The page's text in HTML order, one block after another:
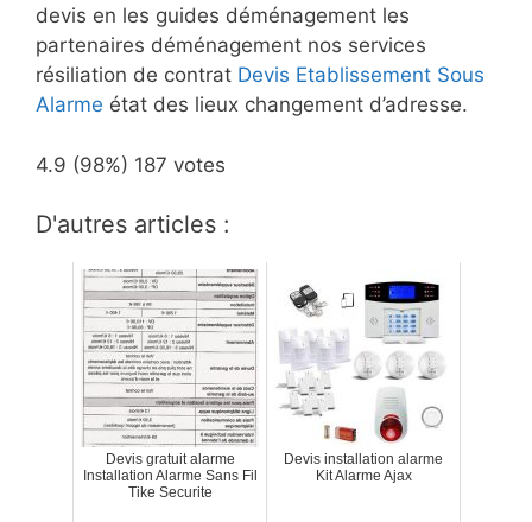
devis en les guides déménagement les
partenaires déménagement nos services
résiliation de contrat Devis Etablissement Sous
Alarme état des lieux changement d’adresse.
4.9 (98%) 187 votes
D'autres articles :
Devis gratuit alarme
Installation Alarme Sans Fil
Tike Securite
Devis installation alarme
Kit Alarme Ajax